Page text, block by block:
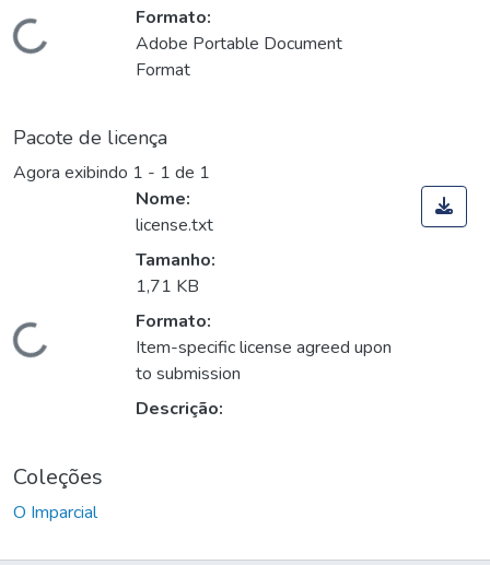
Carregando...
Formato:
Adobe Portable Document
Format
Pacote de licença
Agora exibindo 1 - 1 de 1
Carregando...
Nome:
license.txt
Tamanho:
1,71 KB
Formato:
Item-specific license agreed upon
to submission
Descrição:
Coleções
O Imparcial